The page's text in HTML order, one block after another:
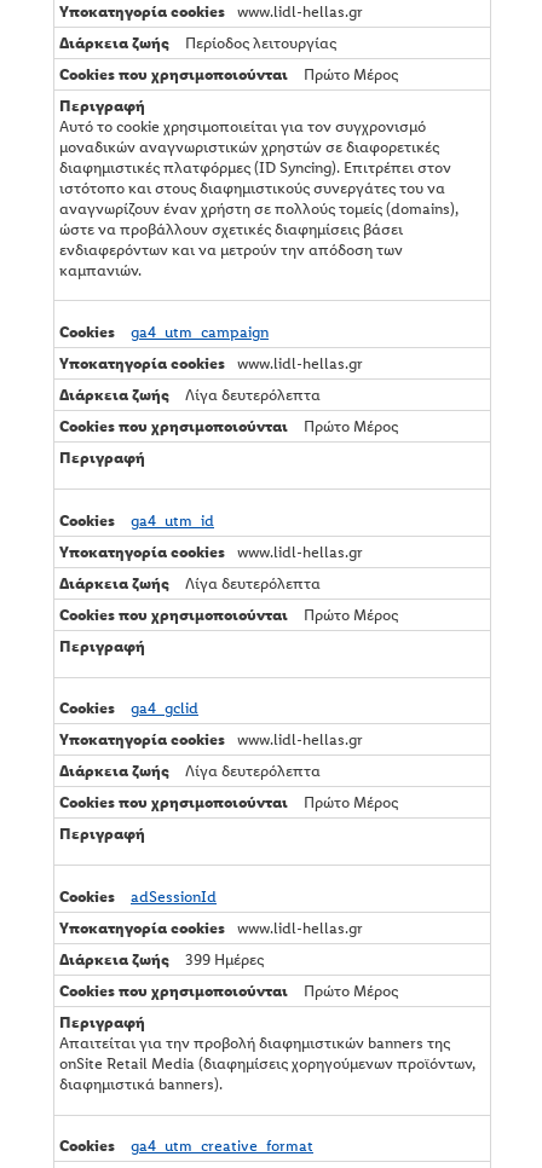
www.lidl-hellas.gr
Περίοδος λειτουργίας
Πρώτο Μέρος
Αυτό το cookie χρησιμοποιείται για τον συγχρονισμό
μοναδικών αναγνωριστικών χρηστών σε διαφορετικές
διαφημιστικές πλατφόρμες (ID Syncing). Επιτρέπει στον
ιστότοπο και στους διαφημιστικούς συνεργάτες του να
αναγνωρίζουν έναν χρήστη σε πολλούς τομείς (domains),
ώστε να προβάλλουν σχετικές διαφημίσεις βάσει
ενδιαφερόντων και να μετρούν την απόδοση των
καμπανιών.
ga4_utm_campaign
www.lidl-hellas.gr
Λίγα δευτερόλεπτα
Πρώτο Μέρος
ga4_utm_id
www.lidl-hellas.gr
Λίγα δευτερόλεπτα
Πρώτο Μέρος
ga4_gclid
www.lidl-hellas.gr
Λίγα δευτερόλεπτα
Πρώτο Μέρος
adSessionId
www.lidl-hellas.gr
399 Ημέρες
Πρώτο Μέρος
Απαιτείται για την προβολή διαφημιστικών banners της
onSite Retail Media (διαφημίσεις χορηγούμενων προϊόντων,
διαφημιστικά banners).
ga4_utm_creative_format